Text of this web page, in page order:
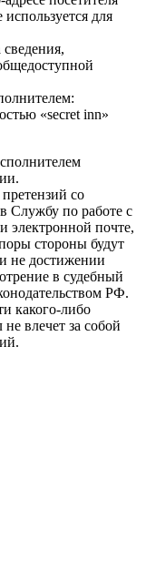
для
сведения,
«secret inn»
со
Службу по работе с
электронной почте,
стороны будут
не достижении
в судебный
РФ.
какого-либо
влечет за собой